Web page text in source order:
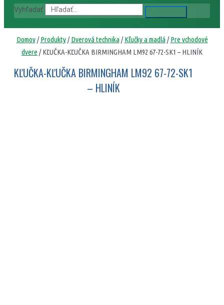
Vyhľadať
Domov/Produkty/Dverová technika /Kľučky a madlá /Pre vchodové
dvere / KĽUČKA-KĽUČKA BIRMINGHAM LM92 67-72-SK1 – HLINÍK
KĽUČKA-KĽUČKA BIRMINGHAM LM92 67-72-SK1
– HLINÍK